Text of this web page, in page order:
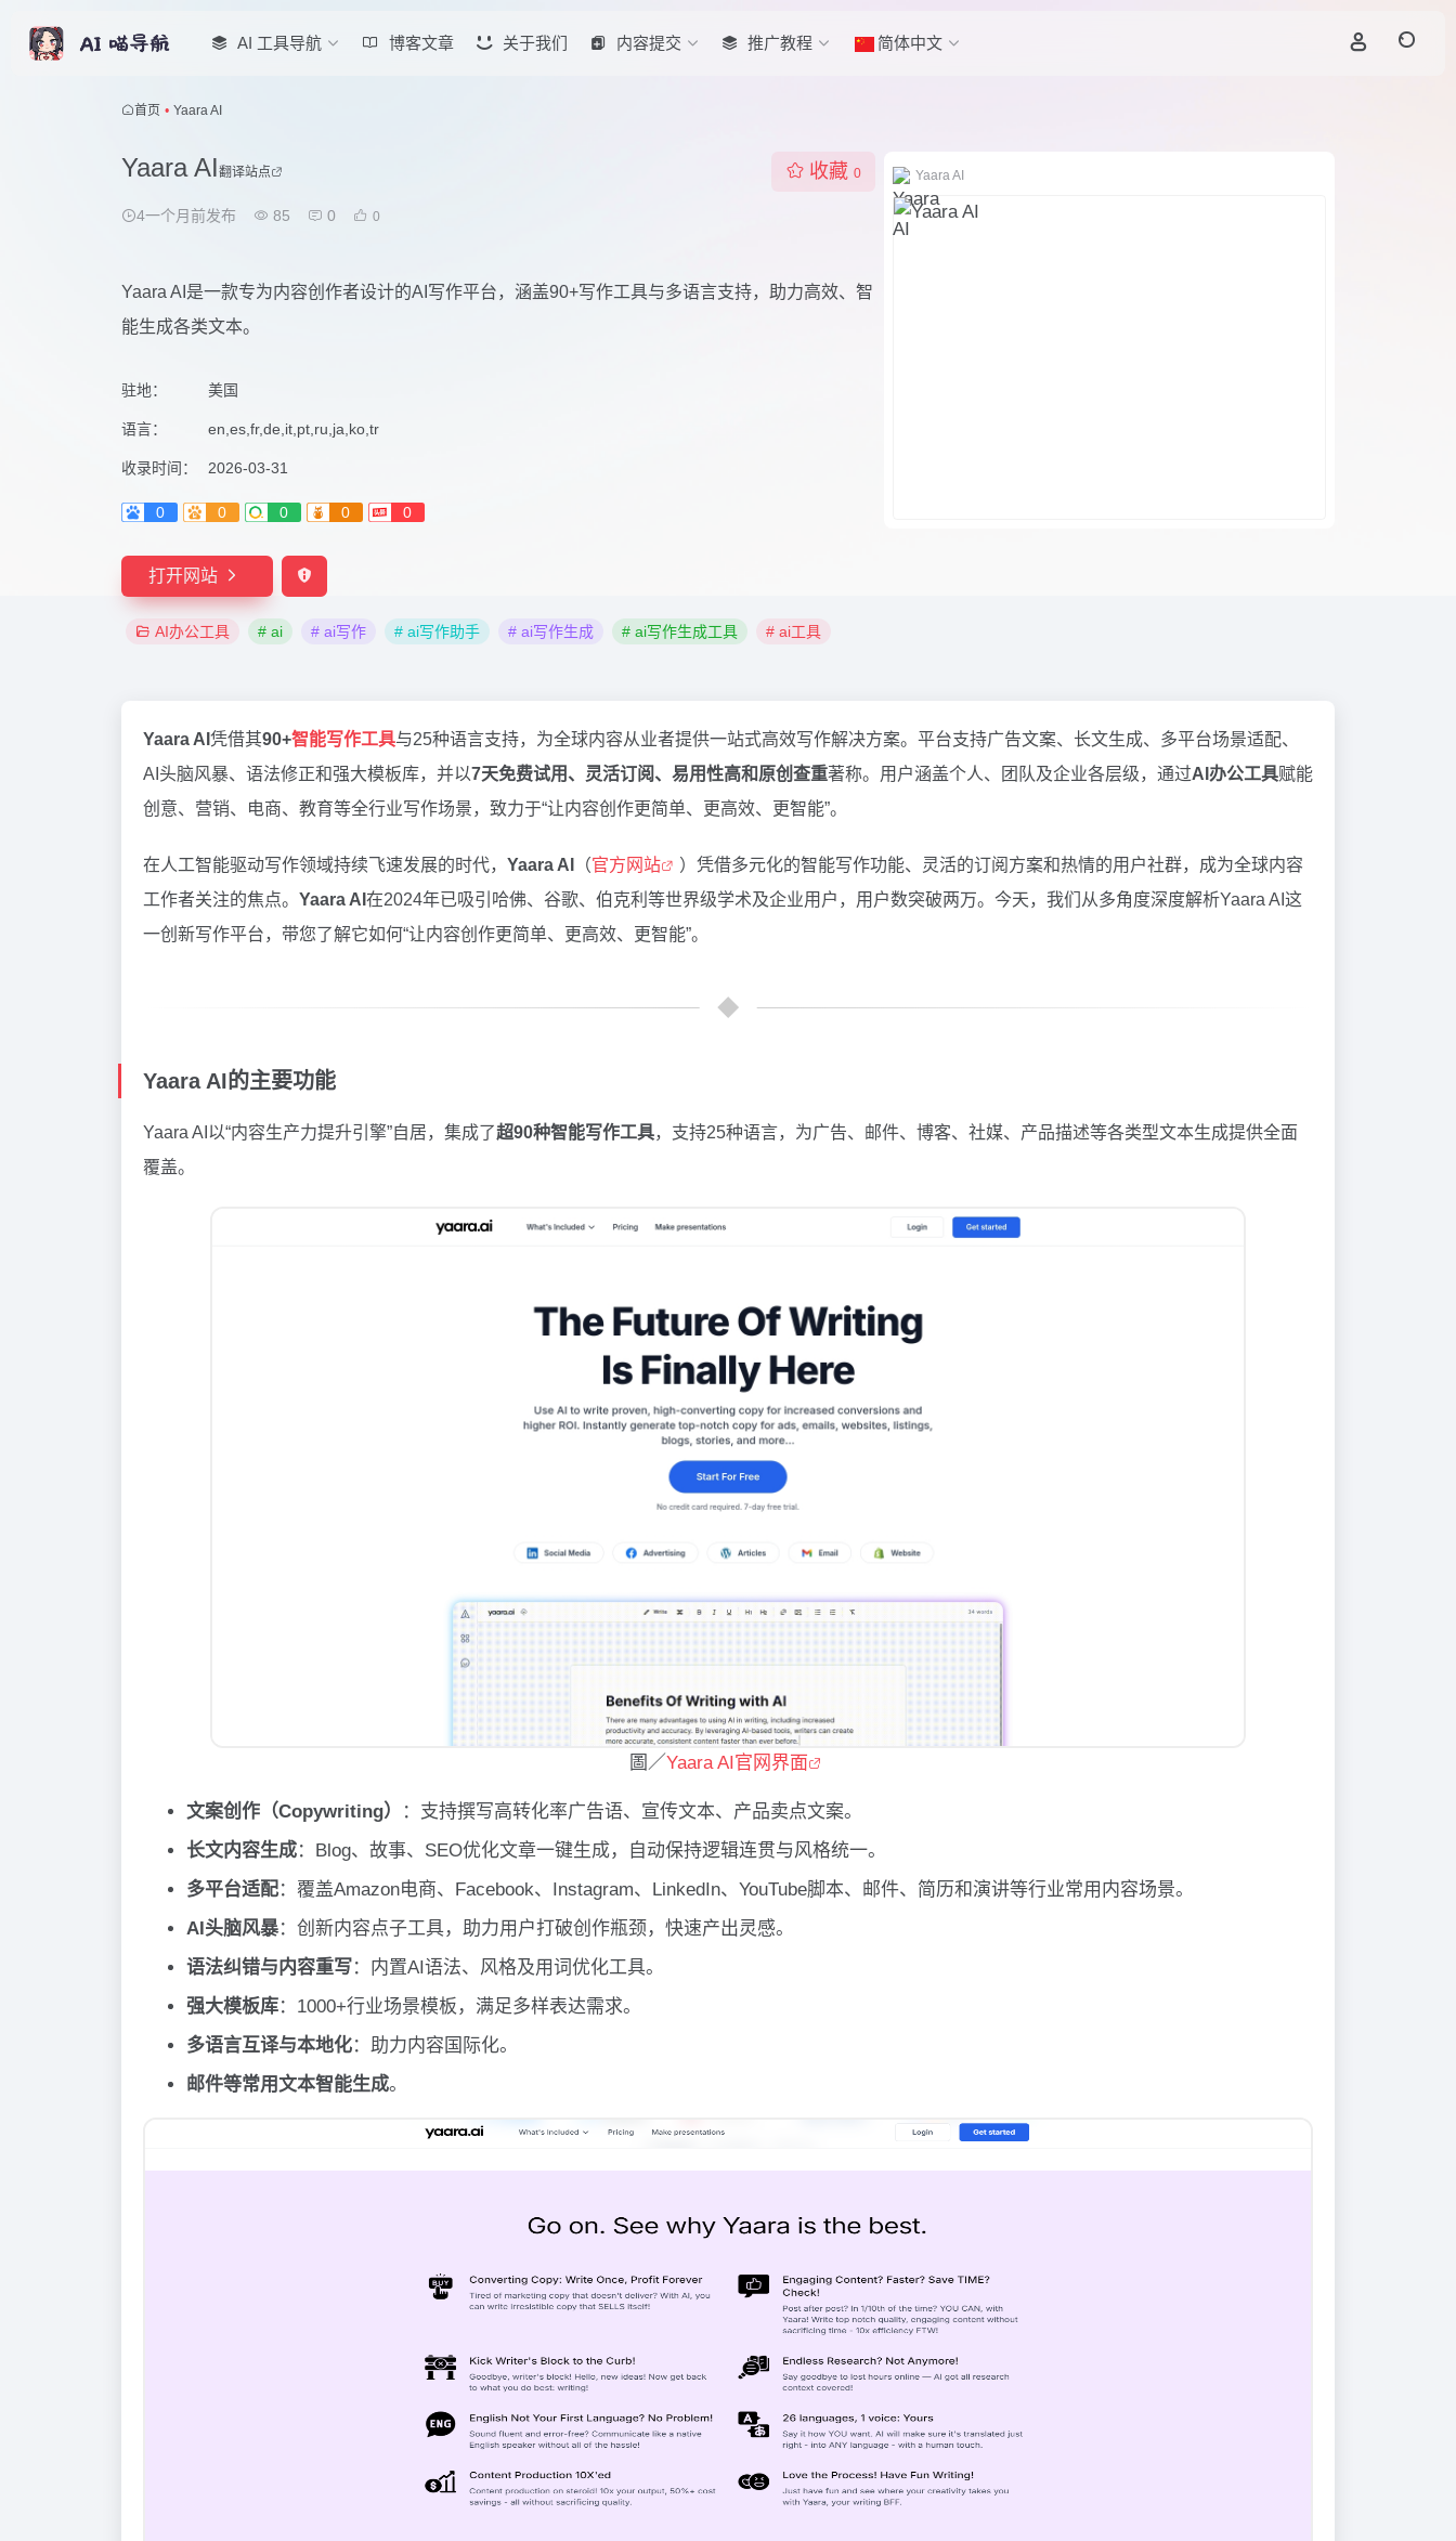
AI 工具导航 博客文章 关于我们 内容提交 推广教程 简体中文
首页 • Yaara AI
Yaara AI翻译站点
4一个月前发布 85 0 0
收藏 0
Yaara AI是一款专为内容创作者设计的AI写作平台，涵盖90+写作工具与多语言支持，助力高效、智
能生成各类文本。
驻地： 美国
语言： en,es,fr,de,it,pt,ru,ja,ko,tr
收录时间： 2026-03-31
0 0 0 0 0
打开网站
AI办公工具 # ai # ai写作 # ai写作助手 # ai写作生成 # ai写作生成工具 # ai工具
Yaara AI
Yaara AI 凭借其90+智能写作工具与25种语言支持，为全球内容从业者提供一站式高效写作解决方案。平台支持广告文案、长文生成、多平台场景适配、
AI头脑风暴、语法修正和强大模板库，并以7天免费试用、灵活订阅、易用性高和原创查重著称。用户涵盖个人、团队及企业各层级，通过AI办公工具赋能
创意、营销、电商、教育等全行业写作场景，致力于“让内容创作更简单、更高效、更智能”。
在人工智能驱动写作领域持续飞速发展的时代， Yaara AI （官方网站
）凭借多元化的智能写作功能、灵活的订阅方案和热情的用户社群，成为全球内容
工作者关注的焦点。 Yaara AI 在2024年已吸引哈佛、谷歌、伯克利等世界级学术及企业用户，用户数突破两万。今天，我们从多角度深度解析Yaara AI这
一创新写作平台，带您了解它如何“让内容创作更简单、更高效、更智能”。
Yaara AI的主要功能
Yaara AI以“内容生产力提升引擎”自居，集成了超90种智能写作工具，支持25种语言，为广告、邮件、博客、社媒、产品描述等各类型文本生成提供全面
覆盖。
圖／Yaara AI官网界面
文案创作（Copywriting）
：支持撰写高转化率广告语、宣传文本、产品卖点文案。
长文内容生成：Blog、故事、SEO优化文章一键生成，自动保持逻辑连贯与风格统一。
多平台适配：覆盖Amazon电商、Facebook、Instagram、LinkedIn、YouTube脚本、邮件、简历和演讲等行业常用内容场景。
AI头脑风暴：创新内容点子工具，助力用户打破创作瓶颈，快速产出灵感。
语法纠错与内容重写：内置AI语法、风格及用词优化工具。
强大模板库：1000+行业场景模板，满足多样表达需求。
多语言互译与本地化：助力内容国际化。
邮件等常用文本智能生成。